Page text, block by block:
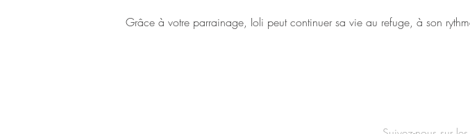
Grâce à votre parrainage, Ioli peut continuer sa vie au refuge, à son